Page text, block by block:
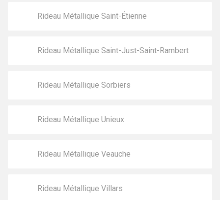
Rideau Métallique Saint-Étienne
Rideau Métallique Saint-Just-Saint-Rambert
Rideau Métallique Sorbiers
Rideau Métallique Unieux
Rideau Métallique Veauche
Rideau Métallique Villars